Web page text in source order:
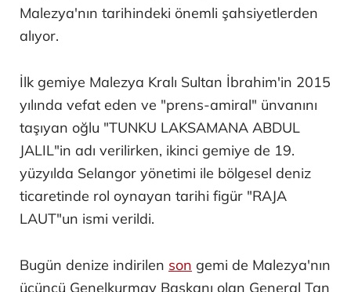
Malezya'nın tarihindeki önemli şahsiyetlerden
alıyor.
İlk gemiye Malezya Kralı Sultan İbrahim'in 2015
yılında vefat eden ve "prens-amiral" ünvanını
taşıyan oğlu "TUNKU LAKSAMANA ABDUL
JALIL"in adı verilirken, ikinci gemiye de 19.
yüzyılda Selangor yönetimi ile bölgesel deniz
ticaretinde rol oynayan tarihi figür "RAJA
LAUT"un ismi verildi.
Bugün denize indirilen son gemi de Malezya'nın
üçüncü Genelkurmay Başkanı olan General Tan